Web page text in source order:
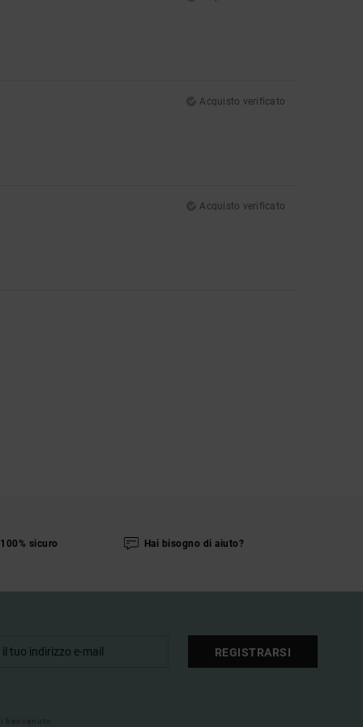
Acquisto verificato
Acquisto verificato
sicuro Hai bisogno di aiuto?
REGISTRARSI
benvenuto